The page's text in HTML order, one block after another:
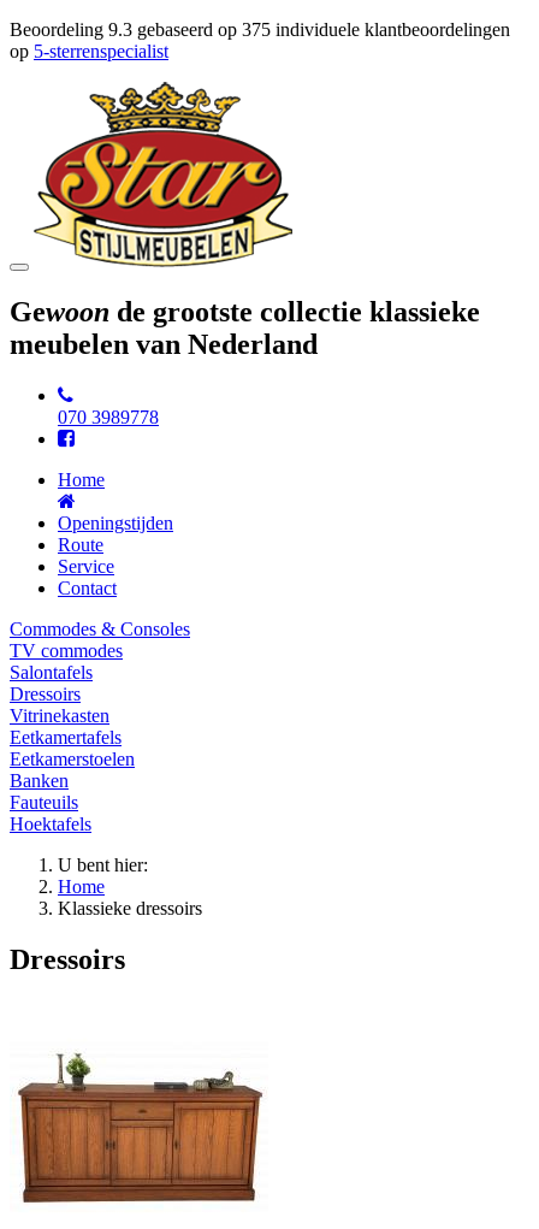
Beoordeling 9.3 gebaseerd op 375 individuele klantbeoordelingen
op 5-sterrenspecialist
Toggle
Gewoon de grootste collectie klassieke
meubelen van Nederland
070 3989778
Home
Openingstijden
Route
Service
Contact
Commodes & Consoles
TV commodes
Salontafels
Dressoirs
Vitrinekasten
Eetkamertafels
Eetkamerstoelen
Banken
Fauteuils
Hoektafels
U bent hier:
Home
Klassieke dressoirs
Dressoirs